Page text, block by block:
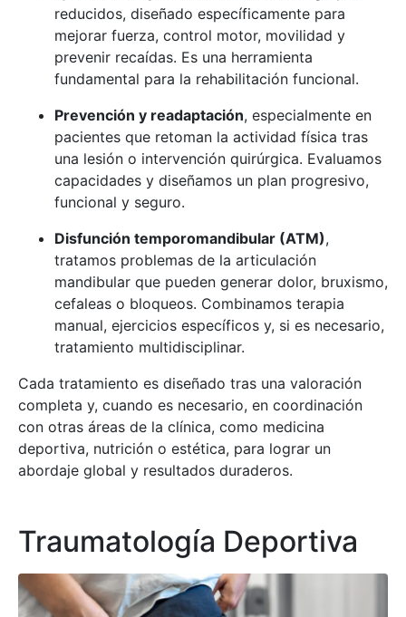
reducidos, diseñado específicamente para
mejorar fuerza, control motor, movilidad y
prevenir recaídas. Es una herramienta
fundamental para la rehabilitación funcional.
Prevención y readaptación, especialmente en
pacientes que retoman la actividad física tras
una lesión o intervención quirúrgica. Evaluamos
capacidades y diseñamos un plan progresivo,
funcional y seguro.
Disfunción temporomandibular (ATM),
tratamos problemas de la articulación
mandibular que pueden generar dolor, bruxismo,
cefaleas o bloqueos. Combinamos terapia
manual, ejercicios específicos y, si es necesario,
tratamiento multidisciplinar.
Cada tratamiento es diseñado tras una valoración
completa y, cuando es necesario, en coordinación
con otras áreas de la clínica, como medicina
deportiva, nutrición o estética, para lograr un
abordaje global y resultados duraderos.
Traumatología Deportiva